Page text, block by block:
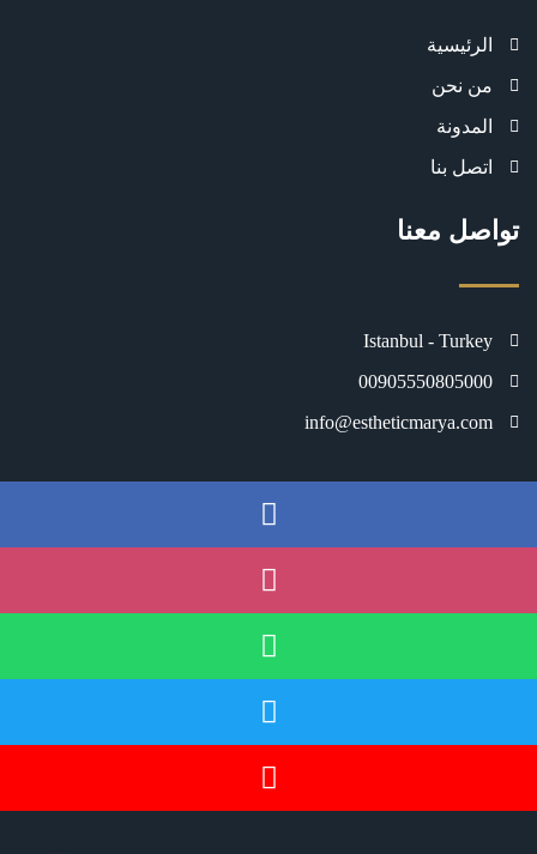
الرئيسية
من نحن
المدونة
اتصل بنا
تواصل معنا
Istanbul - Turkey
00905550805000
info@estheticmarya.com